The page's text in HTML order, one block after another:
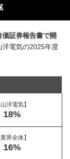
価証券報告書で開
洋電気の2025年度
山洋電気】
18%
業界全体】
16%